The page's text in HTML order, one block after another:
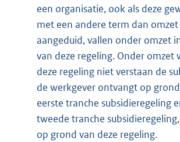
een organisatie, ook als deze
met een andere term dan
aangeduid, vallen onder omzet
van deze regeling. Onder omzet
deze regeling niet verstaan de
de werkgever ontvangt op
eerste tranche subsidieregeling
tweede tranche
op grond van deze regeling.